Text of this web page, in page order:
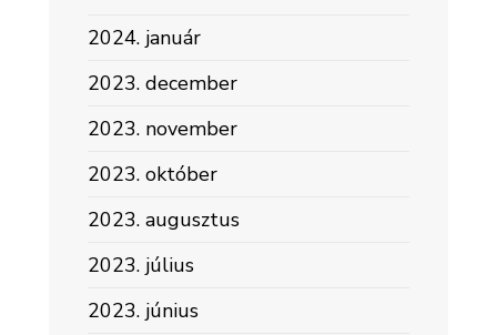
2024. január
2023. december
2023. november
2023. október
2023. augusztus
2023. július
2023. június